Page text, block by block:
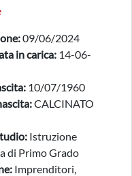
09/06/2024
in carica: 14-06-
10/07/1960
CALCINATO
Istruzione
di Primo Grado
Imprenditori,